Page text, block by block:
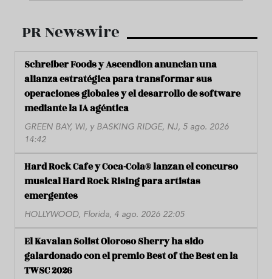
PR Newswire
Schreiber Foods y Ascendion anuncian una
alianza estratégica para transformar sus
operaciones globales y el desarrollo de software
mediante la IA agéntica
GREEN BAY, WI, y BASKING RIDGE, NJ, 5 ago. 2026
14:42
Hard Rock Cafe y Coca-Cola® lanzan el concurso
musical Hard Rock Rising para artistas
emergentes
HOLLYWOOD, Florida, 4 ago. 2026 22:05
El Kavalan Solist Oloroso Sherry ha sido
galardonado con el premio Best of the Best en la
TWSC 2026